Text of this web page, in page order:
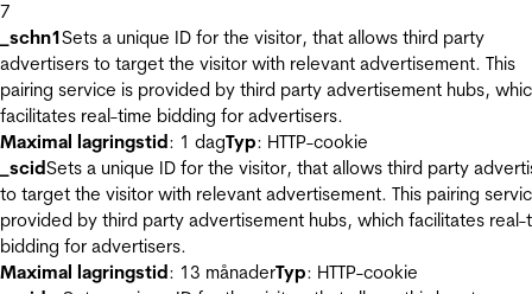
7
_schn1Sets a unique ID for the visitor, that allows third party
advertisers to target the visitor with relevant advertisement. This
pairing service is provided by third party advertisement hubs,
facilitates real-time bidding for advertisers.
Maximal lagringstid: 1 dagTyp: HTTP-cookie
_scidSets a unique ID for the visitor, that allows third party
to target the visitor with relevant advertisement. This pairing
provided by third party advertisement hubs, which facilitates real-
bidding for advertisers.
Maximal lagringstid: 13 månaderTyp: HTTP-cookie